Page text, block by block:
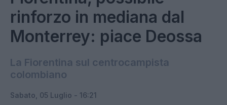
rinforzo in mediana dal
Monterrey: piace Deossa
La Fiorentina sul centrocampista
colombiano
Sabato, 05 Luglio - 16:21